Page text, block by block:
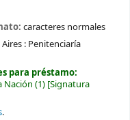
caracteres normales
: Penitenciaría
para préstamo:
Nación (1) Signatura
.